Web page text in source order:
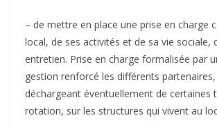
– de mettre en place une prise en charge
local, de ses activités et de sa vie sociale,
entretien. Prise en charge formalisée par
gestion renforcé les différents partenaires,
déchargeant éventuellement de certaines
rotation, sur les structures qui vivent au